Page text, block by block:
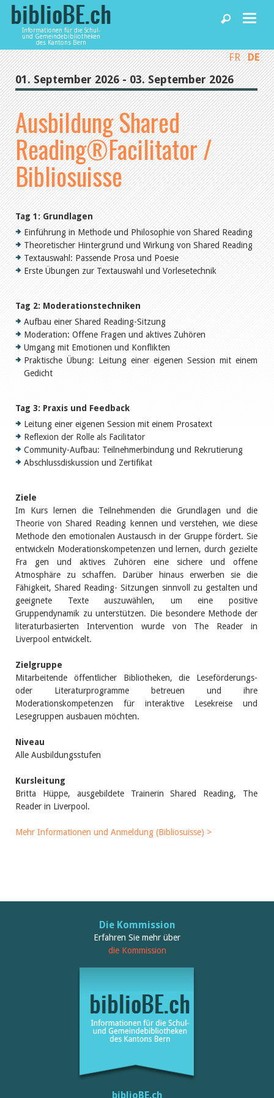
Informationen für die Schul-
und Gemeindebibliotheken
des Kantons Bern
Home
News und Fachbeiträge
Bibliotheken
Agenda
Dienstleistungen
biblioBE nutzen
FR DE
01. September 2026 - 03. September 2026
Ausbildung Shared
Reading®Facilitator /
Bibliosuisse
Tag 1: Grundlagen
Einführung in Methode und Philosophie von Shared Reading
Theoretischer Hintergrund und Wirkung von Shared Reading
Textauswahl: Passende Prosa und Poesie
Erste Übungen zur Textauswahl und Vorlesetechnik
Tag 2: Moderationstechniken
Aufbau einer Shared Reading-Sitzung
Moderation: Offene Fragen und aktives Zuhören
Umgang mit Emotionen und Konflikten
Praktische Übung: Leitung einer eigenen Session mit einem
Gedicht
Tag 3: Praxis und Feedback
Leitung einer eigenen Session mit einem Prosatext
Reflexion der Rolle als Facilitator
Community-Aufbau: Teilnehmerbindung und Rekrutierung
Abschlussdiskussion und Zertifikat
Ziele
Im Kurs lernen die Teilnehmenden die Grundlagen und die
Theorie von Shared Reading kennen und verstehen, wie diese
Methode den emotionalen Austausch in der Gruppe fördert. Sie
entwickeln Moderationskompetenzen und lernen, durch gezielte
Fra gen und aktives Zuhören eine sichere und offene
Atmosphäre zu schaffen. Darüber hinaus erwerben sie die
Fähigkeit, Shared Reading- Sitzungen sinnvoll zu gestalten und
geeignete Texte auszuwählen, um eine positive
Gruppendynamik zu unterstützen. Die besondere Methode der
literaturbasierten Intervention wurde von The Reader in
Liverpool entwickelt.
Zielgruppe
Mitarbeitende öffentlicher Bibliotheken, die Leseförderungs-
oder Literaturprogramme betreuen und ihre
Moderationskompetenzen für interaktive Lesekreise und
Lesegruppen ausbauen möchten.
Niveau
Alle Ausbildungsstufen
Kursleitung
Britta Hüppe, ausgebildete Trainerin Shared Reading, The
Reader in Liverpool.
Mehr Informationen und Anmeldung (Bibliosuisse) >
Die Kommission
Erfahren Sie mehr über
die Kommission
biblioBE.ch